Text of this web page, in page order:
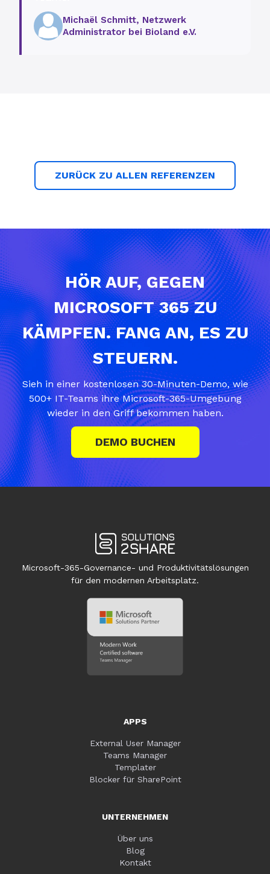
Michaël Schmitt, Netzwerk
Administrator bei Bioland e.V.
ZURÜCK ZU ALLEN REFERENZEN
HÖR AUF, GEGEN
MICROSOFT 365 ZU
KÄMPFEN. FANG AN, ES ZU
STEUERN.
Sieh in einer kostenlosen 30-Minuten-Demo, wie
500+ IT-Teams ihre Microsoft-365-Umgebung
wieder in den Griff bekommen haben.
DEMO BUCHEN
Microsoft-365-Governance- und Produktivitätslösungen
für den modernen Arbeitsplatz.
APPS
External User Manager
Teams Manager
Templater
Blocker für SharePoint
UNTERNEHMEN
Über uns
Blog
Kontakt